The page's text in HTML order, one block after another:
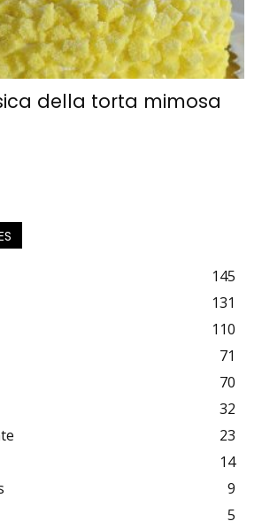
della torta mimosa
145
131
110
71
70
32
23
14
9
5